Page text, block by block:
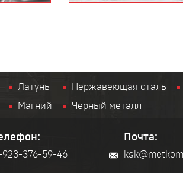
Латунь Нержавеющая сталь
Магний Черный металл
923-376-59-46
Почта: